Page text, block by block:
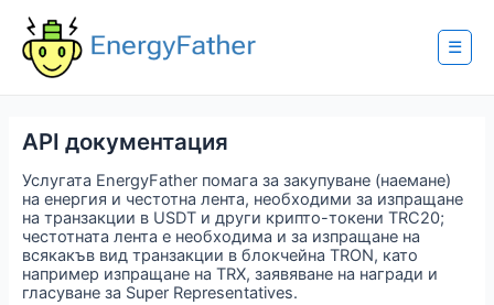
content
☰
API документация
Услугата EnergyFather помага за закупуване (наемане)
на енергия и честотна лента, необходими за изпращане
на транзакции в USDT и други крипто-токени TRC20;
честотната лента е необходима и за изпращане на
всякакъв вид транзакции в блокчейна TRON, като
например изпращане на TRX, заявяване на награди и
гласуване за Super Representatives.